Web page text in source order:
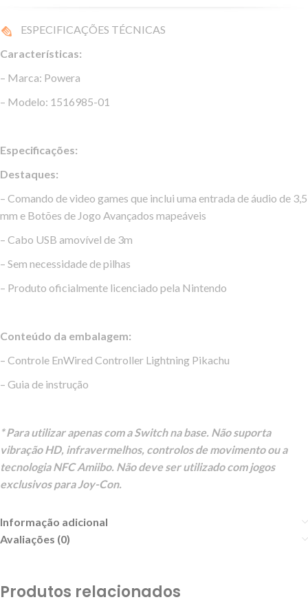
ESPECIFICAÇÕES TÉCNICAS
Características:
– Marca: Powera
– Modelo: 1516985-01
Especificações:
Destaques:
– Comando de video games que inclui uma entrada de áudio de 3,5
mm e Botões de Jogo Avançados mapeáveis
– Cabo USB amovível de 3m
– Sem necessidade de pilhas
– Produto oficialmente licenciado pela Nintendo
Conteúdo da embalagem:
– Controle EnWired Controller Lightning Pikachu
– Guia de instrução
* Para utilizar apenas com a Switch na base. Não suporta
vibração HD, infravermelhos, controlos de movimento ou a
tecnologia NFC Amiibo. Não deve ser utilizado com jogos
exclusivos para Joy-Con.
Informação adicional
Avaliações (0)
Produtos relacionados